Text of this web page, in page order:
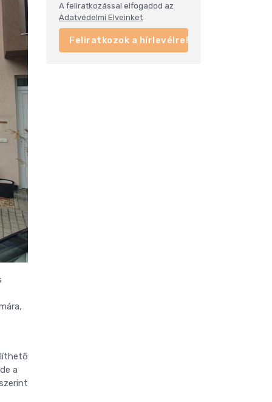
a
A feliratkozással elfogadod az
Adatvédelmi Elveinket
Feliratkozok a hírlevélre!